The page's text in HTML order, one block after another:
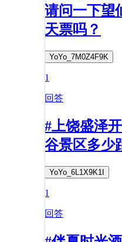
请问一下望
天票吗？
YoYo_7M0Z4F9K
1
回答
#上饶盛泽
谷景区多少
YoYo_6L1X9K1I
1
回答